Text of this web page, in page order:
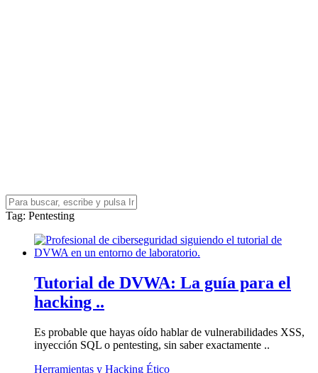
Tag: Pentesting
Tutorial de DVWA: La guía para el
hacking ..
Es probable que hayas oído hablar de vulnerabilidades XSS,
inyección SQL o pentesting, sin saber exactamente ..
Herramientas y Hacking Ético